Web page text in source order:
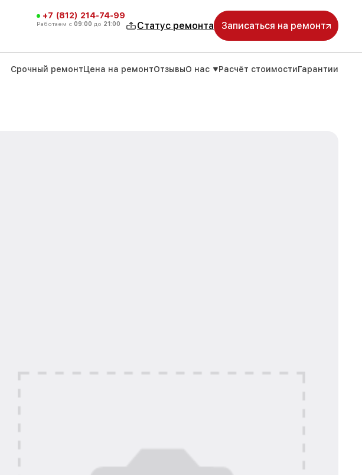
+7 (812) 214-74-99
Работаем с 09:00 до 21:00 Статус ремонта Записаться на ремонт
Срочный ремонтЦена на ремонтОтзывыО нас Расчёт стоимостиГарантии